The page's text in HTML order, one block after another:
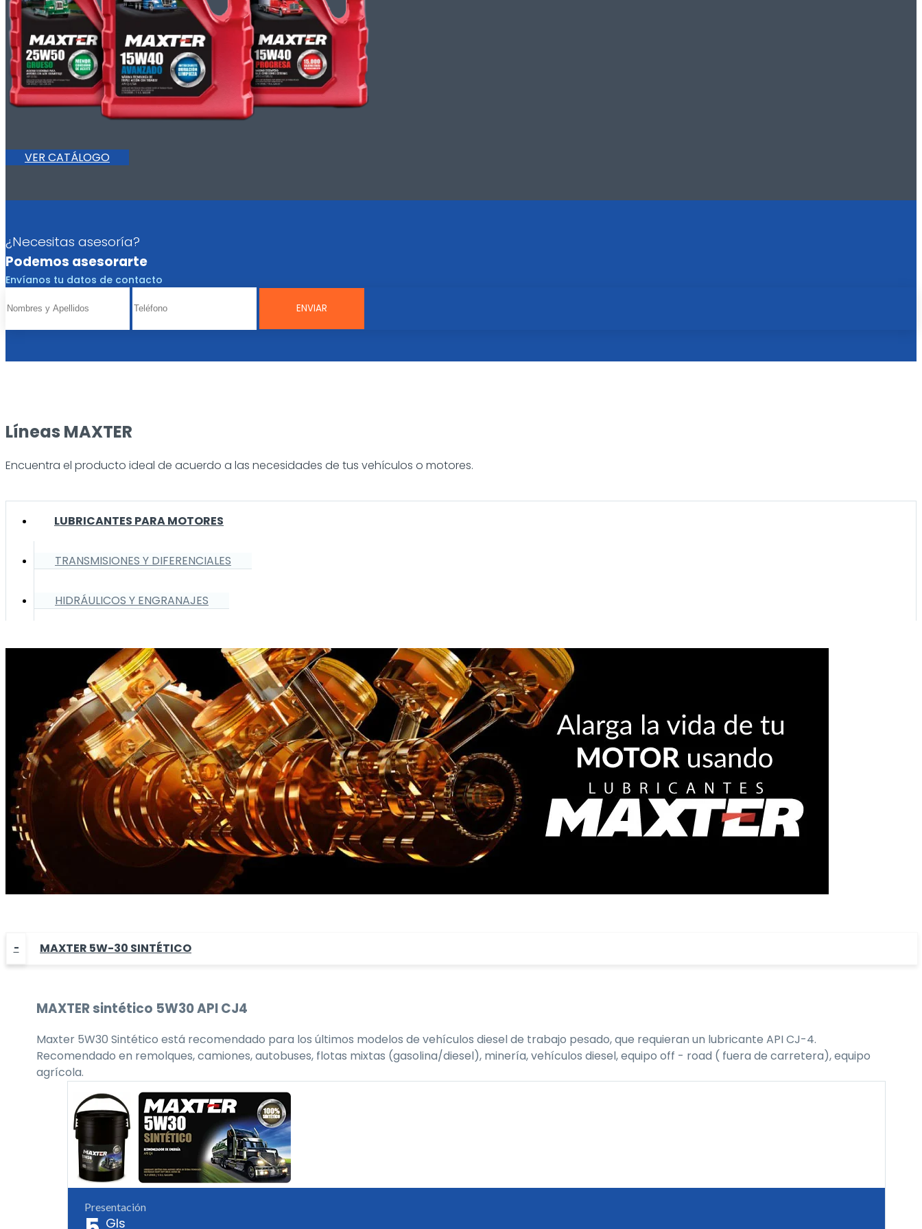
VER CATÁLOGO
¿Necesitas asesoría?
Podemos asesorarte
Envíanos tu datos de contacto
Líneas MAXTER
Encuentra el producto ideal de acuerdo a las necesidades de tus vehículos o motores.
LUBRICANTES PARA MOTORES
TRANSMISIONES Y DIFERENCIALES
HIDRÁULICOS Y ENGRANAJES
MAXTER 5W-30 SINTÉTICO
MAXTERsintético 5W30API CJ4
Maxter 5W30 Sintético está recomendado para los últimos modelos de vehículos diesel de trabajo pesado, que requieran un lubricante API CJ-4.
Recomendado en remolques, camiones, autobuses, flotas mixtas (gasolina/diesel), minería, vehículos diesel, equipo off - road ( fuera de carretera), equipo
agrícola.
Presentación
Gls